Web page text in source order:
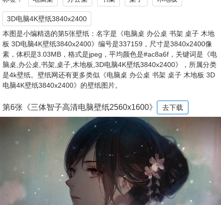
3D电脑4K壁纸3840x2400
本图是小编精选的第5张壁纸：名字是《电脑桌 办公桌 书架 桌子 木地
板 3D电脑4K壁纸3840x2400》编号是337159，尺寸是3840x2400像
素，体积是3.03MB，格式是jpeg，平均颜色是#ac8a6f，关键词是《电
脑桌,办公桌,书架,桌子,木地板,3D电脑4K壁纸3840x2400》，所属分类
是4k壁纸。壁纸网还有更多类似《电脑桌 办公桌 书架 桌子 木地板 3D
电脑4K壁纸3840x2400》的壁纸图片。
第6张《三体智子高清电脑壁纸2560x1600》 去下载